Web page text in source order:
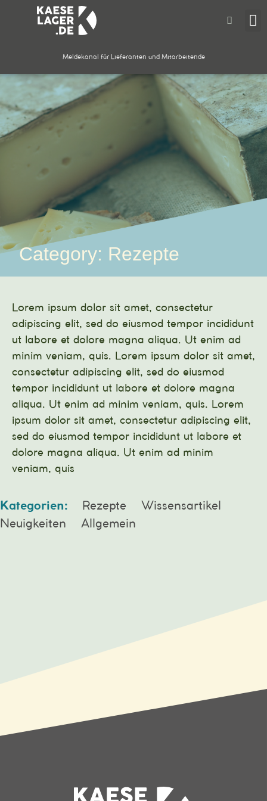
Meldekanal für Lieferanten und Mitarbeitende
Category: Rezepte
Lorem ipsum dolor sit amet, consectetur
adipiscing elit, sed do eiusmod tempor incididunt
ut labore et dolore magna aliqua. Ut enim ad
minim veniam, quis. Lorem ipsum dolor sit amet,
consectetur adipiscing elit, sed do eiusmod
tempor incididunt ut labore et dolore magna
aliqua. Ut enim ad minim veniam, quis. Lorem
ipsum dolor sit amet, consectetur adipiscing elit,
sed do eiusmod tempor incididunt ut labore et
dolore magna aliqua. Ut enim ad minim
veniam, quis
Kategorien: Rezepte
Wissensartikel
Neuigkeiten
Allgemein